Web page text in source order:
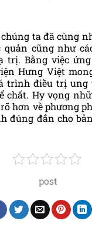
ta đã cùng
cũng như
trị. Bằng việc
Hưng Việt
trình điều trị ung
chất. Hy vọng
hơn về phương
đúng đắn cho
post